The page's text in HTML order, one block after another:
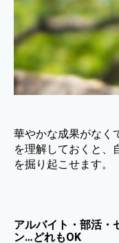
華やかな成果がなく
を理解しておくと、
を掘り起こせます。
アルバイト・部活・
ン…どれもOK